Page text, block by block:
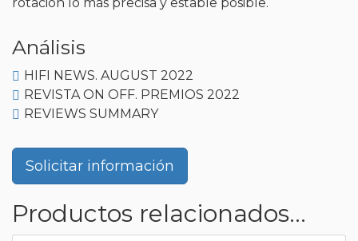
Análisis
HIFI NEWS. AUGUST 2022
REVISTA ON OFF. PREMIOS 2022
REVIEWS SUMMARY
Solicitar información
Productos relacionados...